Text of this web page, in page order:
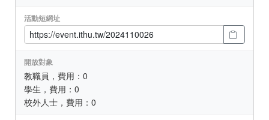
活動短網址
開放對象
教職員，費用：0
學生，費用：0
校外人士，費用：0